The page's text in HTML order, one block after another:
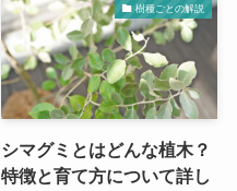
樹種ごとの解説
シマグミとはどんな植木？
特徴と育て方について詳し